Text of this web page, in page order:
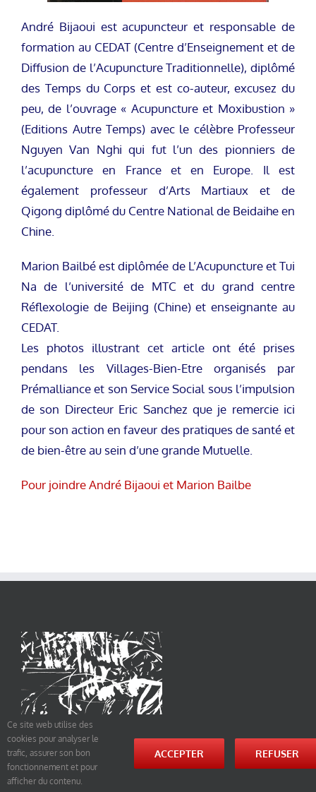
André Bijaoui est acupuncteur et responsable de
formation au CEDAT (Centre d’Enseignement et de
Diffusion de l’Acupuncture Traditionnelle), diplômé
des Temps du Corps et est co-auteur, excusez du
peu, de l’ouvrage « Acupuncture et Moxibustion »
(Editions Autre Temps) avec le célèbre Professeur
Nguyen Van Nghi qui fut l’un des pionniers de
l’acupuncture en France et en Europe. Il est
également professeur d’Arts Martiaux et de
Qigong diplômé du Centre National de Beidaihe en
Chine.
Marion Bailbé est diplômée de L’Acupuncture et Tui
Na de l’université de MTC et du grand centre
Réflexologie de Beijing (Chine) et enseignante au
CEDAT.
Les photos illustrant cet article ont été prises
pendans les Villages-Bien-Etre organisés par
Prémalliance et son Service Social sous l’impulsion
de son Directeur Eric Sanchez que je remercie ici
pour son action en faveur des pratiques de santé et
de bien-être au sein d’une grande Mutuelle.
Pour joindre André Bijaoui et Marion Bailbe
Ce site web utilise des
cookies pour analyser le
trafic, assurer son bon
fonctionnement et pour
afficher du contenu.
ACCEPTER REFUSER